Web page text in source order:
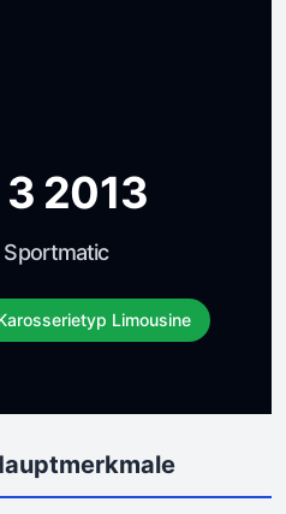
2013
Sportmatic
Limousine